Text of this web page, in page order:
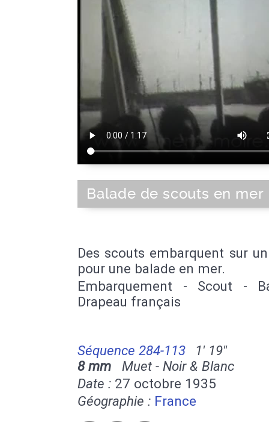
Balade de scouts en mer
Des scouts embarquent sur
pour une balade en mer.
Embarquement - Scout -
Drapeau français
Séquence 284-113
1' 19''
8 mm Muet - Noir & Blanc
Date : 27 octobre 1935
Géographie : France